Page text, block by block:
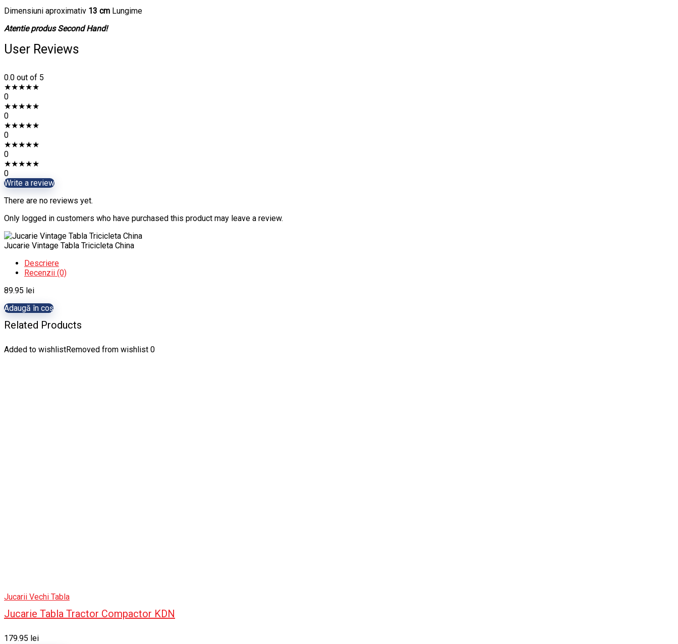
Dimensiuni aproximativ 13 cm Lungime
Atentie produs Second Hand!
User Reviews
0.0 out of 5
★★★★★
0
★★★★★
0
★★★★★
0
★★★★★
0
★★★★★
0
Write a review
There are no reviews yet.
Only logged in customers who have purchased this product may leave a review.
Jucarie Vintage Tabla Tricicleta China
Descriere
Recenzii (0)
89.95 lei
Adaugă în coș
Related Products
Added to wishlistRemoved from wishlist 0
Jucarii Vechi Tabla
Jucarie Tabla Tractor Compactor KDN
179.95 lei